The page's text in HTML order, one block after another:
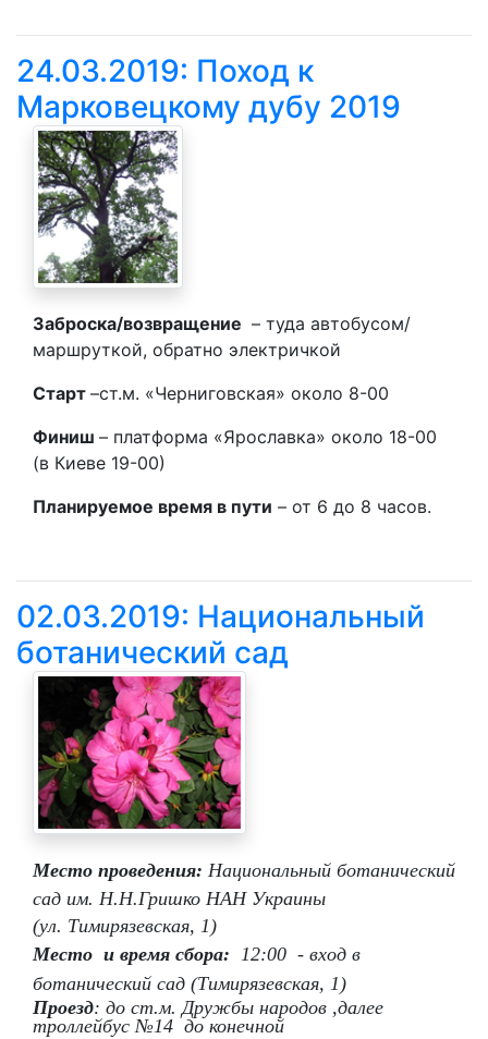
24.03.2019: Поход к
Марковецкому дубу 2019
Заброска/возвращение – туда автобусом/
маршруткой, обратно электричкой
Старт –ст.м. «Черниговская» около 8-00
Финиш – платформа «Ярославка» около 18-00
(в Киеве 19-00)
Планируемое время в пути – от 6 до 8 часов.
02.03.2019: Национальный
ботанический сад
Место проведения: Национальный ботанический
сад им. Н.Н.Гришко НАН Украины
(ул. Тимирязевская, 1)
Место и время сбора: 12:00 - вход в
ботанический сад (Тимирязевская, 1)
Проезд: до ст.м. Дружбы народов ,далее
троллейбус №14 до конечной